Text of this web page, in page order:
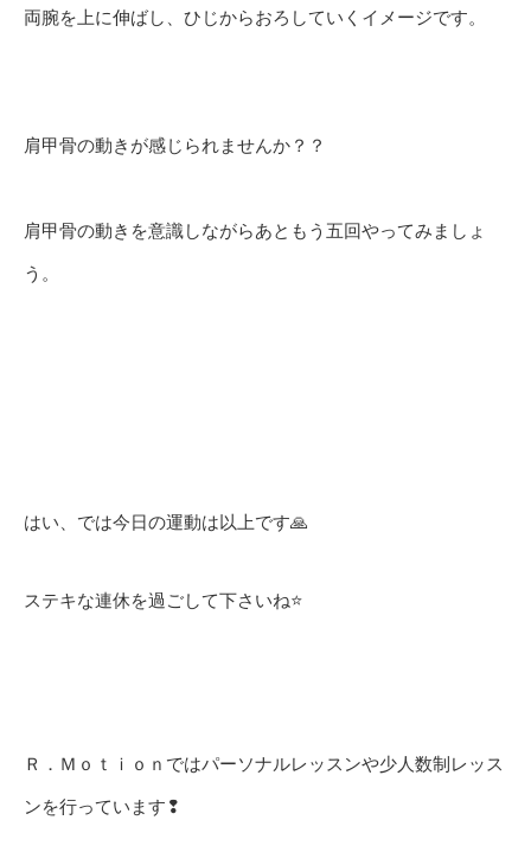
両腕を上に伸ばし、ひじからおろしていくイメージです。
肩甲骨の動きが感じられませんか？？
肩甲骨の動きを意識しながらあともう五回やってみましょ
う。
はい、では今日の運動は以上です🙏
ステキな連休を過ごして下さいね⭐
Ｒ．Ｍｏｔｉｏｎではパーソナルレッスンや少人数制レッス
ンを行っています❢